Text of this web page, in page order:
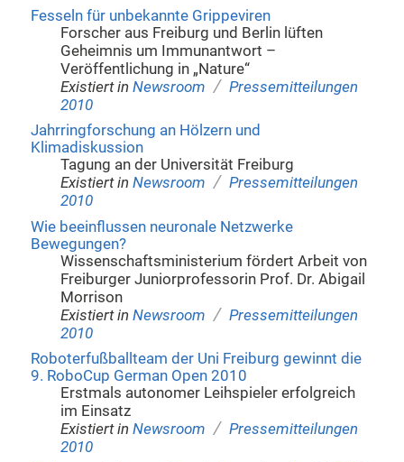
Fesseln für unbekannte Grippeviren
Forscher aus Freiburg und Berlin lüften
Geheimnis um Immunantwort –
Veröffentlichung in „Nature“
Existiert in Newsroom / Pressemitteilungen
2010
Jahrringforschung an Hölzern und
Klimadiskussion
Tagung an der Universität Freiburg
Existiert in Newsroom / Pressemitteilungen
2010
Wie beeinflussen neuronale Netzwerke
Bewegungen?
Wissenschaftsministerium fördert Arbeit von
Freiburger Juniorprofessorin Prof. Dr. Abigail
Morrison
Existiert in Newsroom / Pressemitteilungen
2010
Roboterfußballteam der Uni Freiburg gewinnt die
9. RoboCup German Open 2010
Erstmals autonomer Leihspieler erfolgreich
im Einsatz
Existiert in Newsroom / Pressemitteilungen
2010